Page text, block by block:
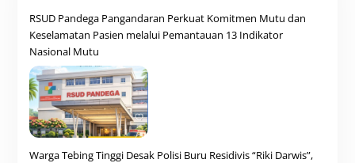
RSUD Pandega Pangandaran Perkuat Komitmen Mutu dan
Keselamatan Pasien melalui Pemantauan 13 Indikator
Nasional Mutu
Warga Tebing Tinggi Desak Polisi Buru Residivis “Riki Darwis”,